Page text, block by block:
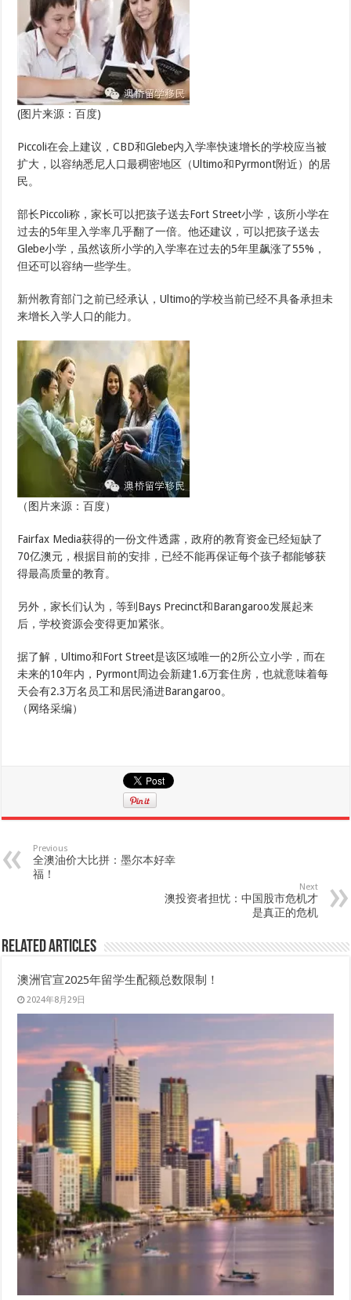
(图片来源：百度)
Piccoli在会上建议，CBD和Glebe内入学率快速增长的学校应当被
扩大，以容纳悉尼人口最稠密地区（Ultimo和Pyrmont附近）的居
民。
部长Piccoli称，家长可以把孩子送去Fort Street小学，该所小学在
过去的5年里入学率几乎翻了一倍。他还建议，可以把孩子送去
Glebe小学，虽然该所小学的入学率在过去的5年里飙涨了55%，
但还可以容纳一些学生。
新州教育部门之前已经承认，Ultimo的学校当前已经不具备承担未
来增长入学人口的能力。
（图片来源：百度）
Fairfax Media获得的一份文件透露，政府的教育资金已经短缺了
70亿澳元，根据目前的安排，已经不能再保证每个孩子都能够获
得最高质量的教育。
另外，家长们认为，等到Bays Precinct和Barangaroo发展起来
后，学校资源会变得更加紧张。
据了解，Ultimo和Fort Street是该区域唯一的2所公立小学，而在
未来的10年内，Pyrmont周边会新建1.6万套住房，也就意味着每
天会有2.3万名员工和居民涌进Barangaroo。
（网络采编）
Previous
全澳油价大比拼：墨尔本好幸
福！
Next
澳投资者担忧：中国股市危机才
是真正的危机
Related Articles
澳洲官宣2025年留学生配额总数限制！
2024年8月29日